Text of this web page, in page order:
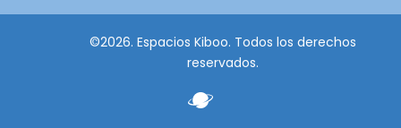
©2026. Espacios Kiboo. Todos los derechos
reservados.